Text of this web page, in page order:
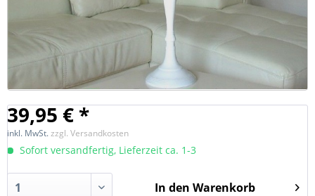
39,95 € *
inkl. MwSt.zzgl. Versandkosten
Sofort versandfertig, Lieferzeit ca. 1-3
In den Warenkorb